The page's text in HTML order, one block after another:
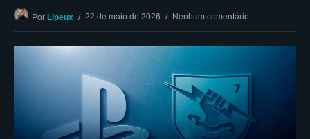
Por Lipeux 22 de maio de 2026 Nenhum comentário